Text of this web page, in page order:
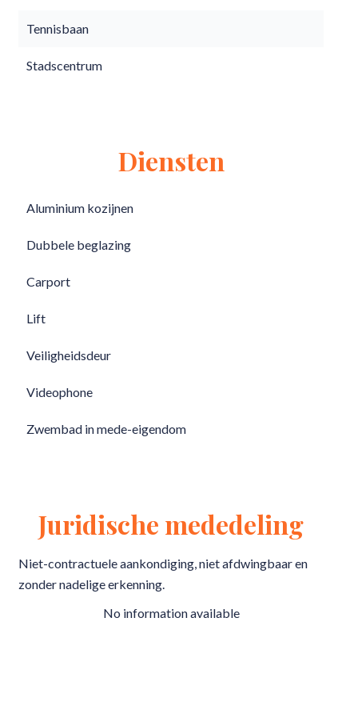
Tennisbaan
Stadscentrum
Diensten
Aluminium kozijnen
Dubbele beglazing
Carport
Lift
Veiligheidsdeur
Videophone
Zwembad in mede-eigendom
Juridische mededeling
Niet-contractuele aankondiging, niet afdwingbaar en
zonder nadelige erkenning.
No information available